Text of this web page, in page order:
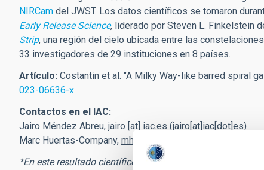
NIRCam del JWST. Los datos científicos se tomaron
Early Release Science, liderado por Steven L. Finkelstein
Strip, una región del cielo ubicada entre las
33 investigadores de 29 instituciones en 8 países.
Artículo: Costantin et al. "A Milky Way-like barred spiral
023-06636-x
Contactos en el IAC:
Jairo Méndez Abreu, jairo [at] iac.es (jairo[at]iac[dot]es)
Marc Huertas-Company, mhuertas
*En este resultado científico participa personal científico